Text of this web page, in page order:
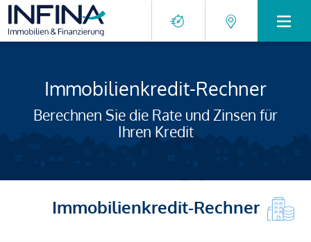
Immobilienkredit-Rechner
Berechnen Sie die Rate und Zinsen für
Ihren Kredit
Immobilienkredit-Rechner